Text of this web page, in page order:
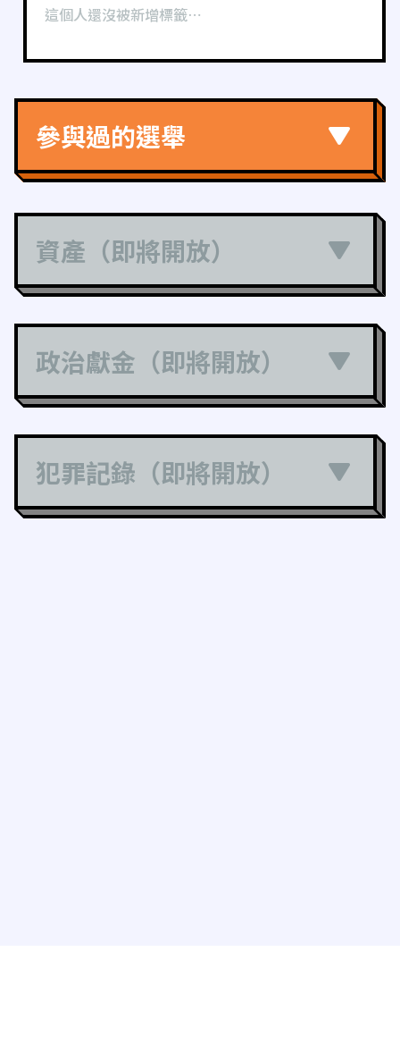
這個人還沒被新增標籤⋯
參與過的選舉
資產（即將開放）
政治獻金（即將開放）
犯罪記錄（即將開放）